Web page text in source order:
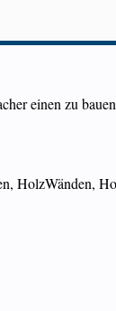
einen zu
HolzWänden,